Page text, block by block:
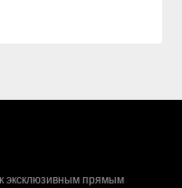
эксклюзивным прямым